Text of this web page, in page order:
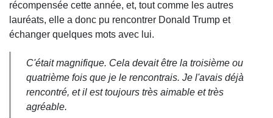
récompensée cette année, et, tout comme les autres
lauréats, elle a donc pu rencontrer Donald Trump et
échanger quelques mots avec lui.
C'était magnifique. Cela devait être la troisième ou
quatrième fois que je le rencontrais. Je l'avais déjà
rencontré, et il est toujours très aimable et très
agréable.